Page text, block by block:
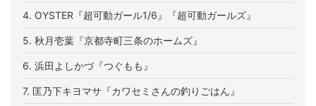
4. OYSTER『超可動ガール1/6』『超可動ガールズ』
5. 秋月壱葉『京都寺町三条のホームズ』
6. 浜田よしかづ『つぐもも』
7. 匡乃下キヨマサ『カワセミさんの釣りごはん』